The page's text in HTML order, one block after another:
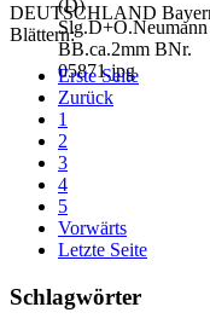
DEUTSCHLAND
Blättern:
Erste Seite
Zurück
1
2
3
4
5
Vorwärts
Letzte Seite
Schlagwörter